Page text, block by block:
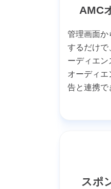
AMC
管理画面か
するだけで
ーディエン
オーディ
告と連携で
スポ